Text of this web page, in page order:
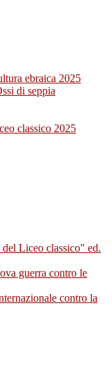
ebraica 2025
di seppia
classico 2025
Liceo classico" ed.
guerra contro le
contro la